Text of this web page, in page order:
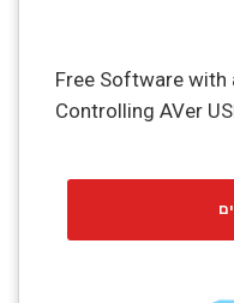
Free Software
Controlling AVer